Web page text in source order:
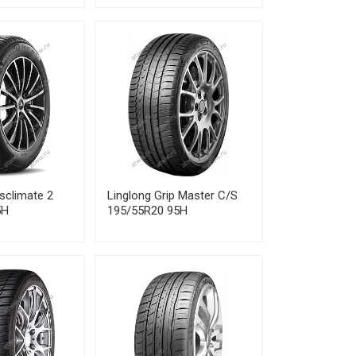
200 ₽
480 ₽
650 ₽
650 ₽
640 ₽
620 ₽
390 ₽
2
Linglong Grip Master C/S
195/55R20 95H